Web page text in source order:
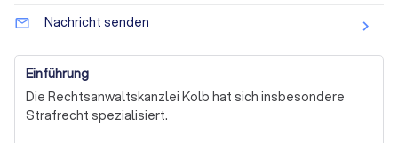
mail_outline Nachricht senden
Einführung
Die Rechtsanwaltskanzlei Kolb hat sich insbesondere
Strafrecht spezialisiert.